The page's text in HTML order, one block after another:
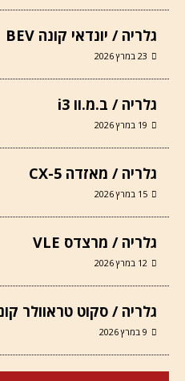
גלריה / יונדאי קונה BEV
23 במרץ 2026
גלריה / ב.מ.וו i3
19 במרץ 2026
גלריה / מאזדה CX-5
15 במרץ 2026
גלריה / מרצדס VLE
12 במרץ 2026
גלריה / סקוט טראוולר
9 במרץ 2026